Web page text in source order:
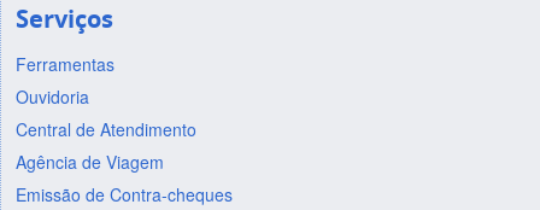
Serviços
Ferramentas
Ouvidoria
Central de Atendimento
Agência de Viagem
Emissão de Contra-cheques